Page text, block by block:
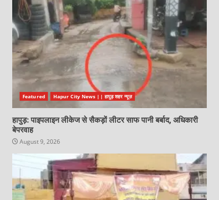
Featured Hapur City News || हापुड़ शहर न्यूज़
हापुड़: पाइपलाइन लीकेज से सैकड़ों लीटर साफ पानी बर्बाद, अधिकारी
बेपरवाह
August 9, 2026